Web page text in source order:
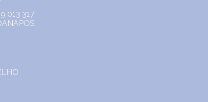
013 317